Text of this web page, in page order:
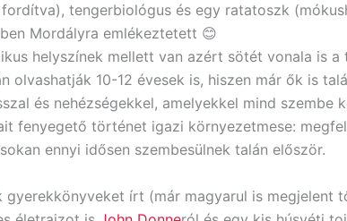
tengerbiológus és egy ratatoszk
Mordályra emlékeztetett 😊
helyszínek mellett van azért sötét vonala is
olvashatják 10-12 évesek is, hiszen már ők is
és nehézségekkel, amelyekkel mind szembe
fenyegető történet igazi környezetmese:
ennyi idősen szembesülnek talán először.
gyerekkönyveket írt (már magyarul is megjelent